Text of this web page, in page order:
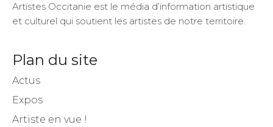
Artistes Occitanie est le média d’information artistique
et culturel qui soutient les artistes de notre territoire.
Plan du site
Actus
Expos
Artiste en vue !